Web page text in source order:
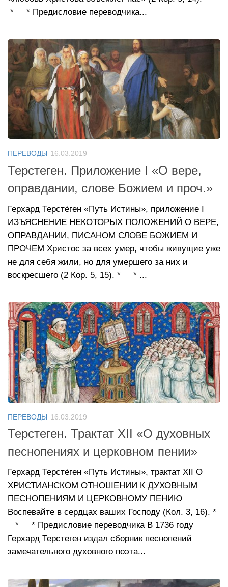
* * Предисловие переводчика...
ПЕРЕВОДЫ 16.03.2019
Терстеген. Приложение I «О вере,
оправдании, слове Божием и проч.»
Герхард Терсте́ген «Путь Истины», приложение I
ИЗЪЯСНЕНИЕ НЕКОТОРЫХ ПОЛОЖЕНИЙ О ВЕРЕ,
ОПРАВДАНИИ, ПИСАНОМ СЛОВЕ БОЖИЕМ И
ПРОЧЕМ Христос за всех умер, чтобы живущие уже
не для себя жили, но для умершего за них и
воскресшего (2 Кор. 5, 15). * * ...
ПЕРЕВОДЫ 16.03.2019
Терстеген. Трактат XII «О духовных
песнопениях и церковном пении»
Герхард Терсте́ген «Путь Истины», трактат XII О
ХРИСТИАНСКОМ ОТНОШЕНИИ К ДУХОВНЫМ
ПЕСНОПЕНИЯМ И ЦЕРКОВНОМУ ПЕНИЮ
Воспевайте в сердцах ваших Господу (Кол. 3, 16). *
* * Предисловие переводчика В 1736 году
Герхард Терстеген издал сборник песнопений
замечательного духовного поэта...